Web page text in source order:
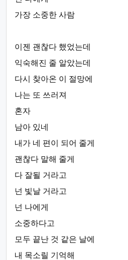
가장 소중한 사람
이젠 괜찮다 했었는데
익숙해진 줄 알았는데
다시 찾아온 이 절망에
나는 또 쓰러져
혼자
남아 있네
내가 네 편이 되어 줄게
괜찮다 말해 줄게
다 잘될 거라고
넌 빛날 거라고
넌 나에게
소중하다고
모두 끝난 것 같은 날에
내 목소릴 기억해